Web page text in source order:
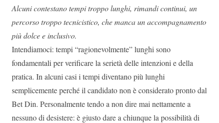
Alcuni contestano tempi troppo lunghi, rimandi continui, un
percorso troppo tecnicistico, che manca un accompagnamento
più dolce e inclusivo.
Intendiamoci: tempi “ragionevolmente” lunghi sono
fondamentali per verificare la serietà delle intenzioni e della
pratica. In alcuni casi i tempi diventano più lunghi
semplicemente perché il candidato non è considerato pronto dal
Bet Din. Personalmente tendo a non dire mai nettamente a
nessuno di desistere: è giusto dare a chiunque la possibilità di